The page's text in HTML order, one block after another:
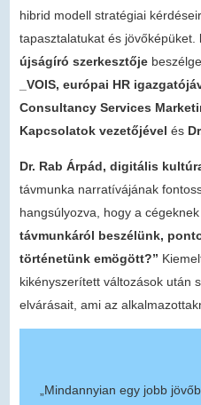
hibrid modell stratégiai
tapasztalatukat és jövőképüket.
újságíró szerkesztője
_VOIS, európai HR
Consultancy Services
Kapcsolatok vezetőjével és
Dr. Rab Árpád, digitális
távmunka narratívájának
hangsúlyozva, hogy a
távmunkáról beszélünk,
történetünk emögött?”
kikényszerített változások után
elvárásait, ami az
„Mindannyian egy jobb